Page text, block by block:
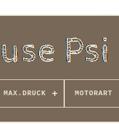
MAX.DRUCK MOTORART